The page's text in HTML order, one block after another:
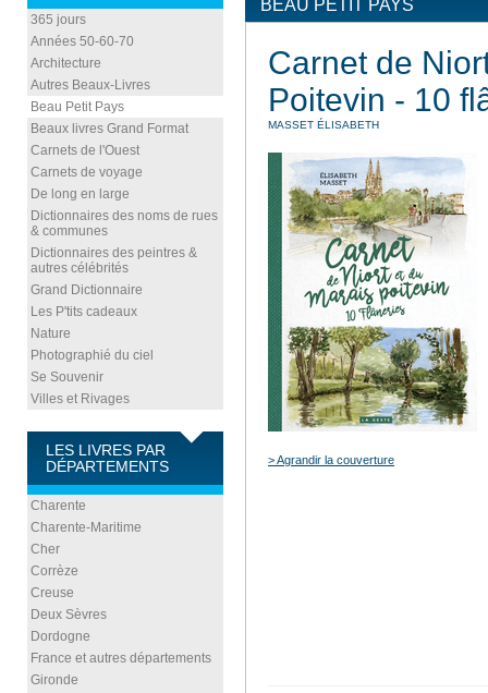
365 jours
Années 50-60-70
Architecture
Autres Beaux-Livres
Beau Petit Pays
Beaux livres Grand Format
Carnets de l'Ouest
Carnets de voyage
De long en large
Dictionnaires des noms de rues
& communes
Dictionnaires des peintres &
autres célébrités
Grand Dictionnaire
Les P'tits cadeaux
Nature
Photographié du ciel
Se Souvenir
Villes et Rivages
LES LIVRES PAR
DÉPARTEMENTS
Charente
Charente-Maritime
Cher
Corrèze
Creuse
Deux Sèvres
Dordogne
France et autres départements
Gironde
BEAU PETIT PAYS
Carnet de
Poitevin - 10
MASSET ÉLISABETH
> Agrandir la couverture